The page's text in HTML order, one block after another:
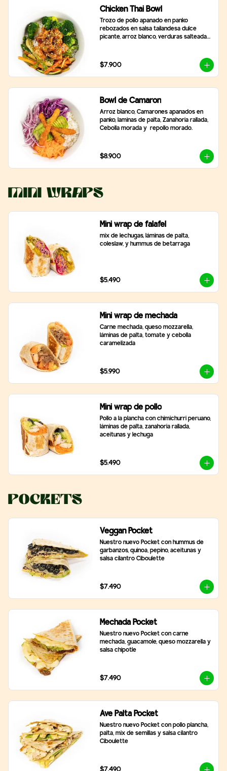
Chicken Thai Bowl
Trozo de pollo apanado en panko
rebozados en salsa tailandesa dulce
picante, arroz blanco, verduras salteadas,
$7.900
Bowl de Camaron
Arroz blanco, Camarones apanados en
panko, laminas de palta, Zanahoria rallada,
Cebolla morada y  repollo morado.
$8.900
Mini Wraps
Mini wrap de falafel
mix de lechugas, láminas de palta,
coleslaw, y hummus de betarraga
$5.490
Mini wrap de mechada
Carne mechada, queso mozzarella,
láminas de palta, tomate y cebolla
caramelizada
$5.990
Mini wrap de pollo
Pollo a la plancha con chimichurri peruano,
láminas de palta, zanahoria rallada,
aceitunas y lechuga
$5.490
Pockets
Veggan Pocket
Nuestro nuevo Pocket con hummus de
garbanzos, quinoa, pepino, aceitunas y
salsa cilantro Ciboulette
$7.490
Mechada Pocket
Nuestro nuevo Pocket con carne
mechada, guacamole, queso mozzarella y
salsa chipotle
$7.490
Ave Palta Pocket
Nuestro nuevo Pocket con pollo plancha,
palta, mix de semillas y salsa cilantro
Ciboulette